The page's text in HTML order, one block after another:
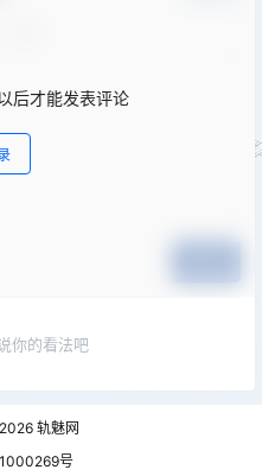
后才能发表评论
你的看法吧
轨魅网
号